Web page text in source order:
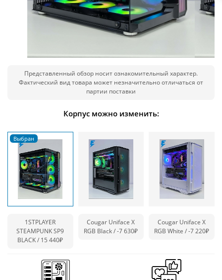
Представленный обзор носит ознакомительный характер.
Фактический вид товара может незначительно отличаться от
партии поставки
Корпус можно изменить:
1STPLAYER
STEAMPUNK SP9
BLACK / 15 440₽
Cougar Uniface X
RGB Black /-7 630₽
Cougar Uniface X
RGB White /-7 220₽